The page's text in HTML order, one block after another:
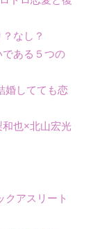
なし？
ある５つの
婚してても恋
和也×北山宏光
クアスリート